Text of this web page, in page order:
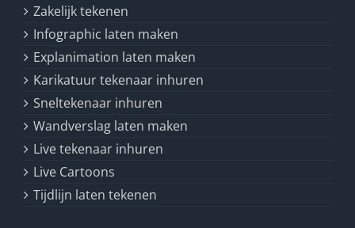
Zakelijk tekenen
Infographic laten maken
Explanimation laten maken
Karikatuur tekenaar inhuren
Sneltekenaar inhuren
Wandverslag laten maken
Live tekenaar inhuren
Live Cartoons
Tijdlijn laten tekenen